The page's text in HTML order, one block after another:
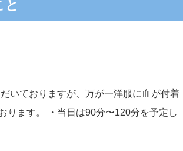
と
いておりますが、万が一洋服に血が付着
ります。 ・当日は90分〜120分を予定し